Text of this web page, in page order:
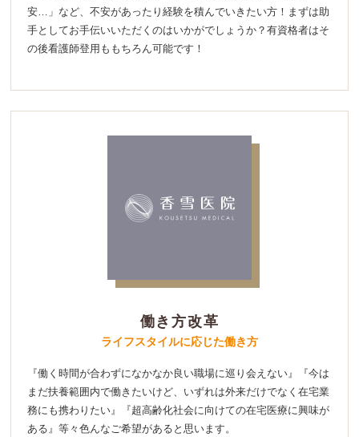
安…」など、不安があったり経験を積んでいきたい方！まずは助
手としてお手伝いいただくのはいかがでしょうか？有資格者はそ
の後看護師登用ももちろん可能です！
働き方改革
ライフスタイルに応じた働き方
『働く時間が合わずになかなか良い職場に巡り会えない』『今は
まだ扶養範囲内で働きたいけど、いずれは外来だけでなく在宅業
務にも携わりたい』『超高齢化社会に向けての在宅医療に興味が
ある』等々色んなご希望があると思います。